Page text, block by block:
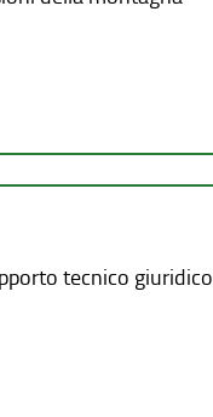
tecnico giuridico